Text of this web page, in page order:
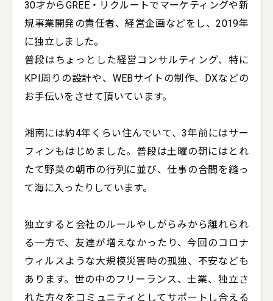
30才からGREE・リクルートでマーケティングや新
規事業開発の責任者、経営企画などをし、2019年
に独立しました。
普段はちょっとした経営コンサルティング、特に
KPI周りの設計や、WEBサイトの制作、DXなどの
お手伝いをさせて頂いています。
湘南には約4年くらい住んでいて、3年前にはサー
フィンもはじめました。普段は土曜の朝にはとれ
たて野菜の朝市の行列に並び、仕事の合間を縫っ
て海に入ったりしています。
独立すると会社のルールやしがらみから離れられ
る一方で、友達が増えなかったり、今回のコロナ
ウィルスような大規模災害時の孤独、不安なども
あります。世の中のフリーランス、士業、独立さ
れた方々をコミュニティとしてサポートし合える